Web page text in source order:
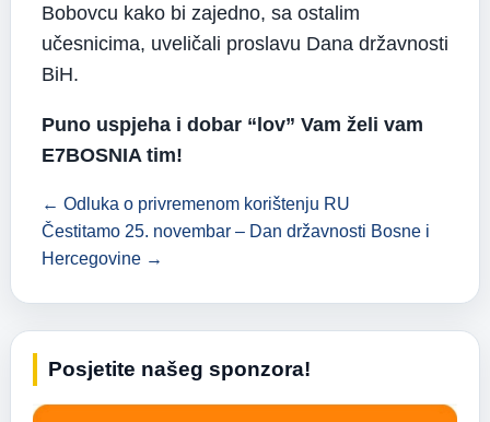
Bobovcu kako bi zajedno, sa ostalim
učesnicima, uveličali proslavu Dana državnosti
BiH.
Puno uspjeha i dobar “lov” Vam želi vam
E7BOSNIA tim!
← Odluka o privremenom korištenju RU
Čestitamo 25. novembar – Dan državnosti Bosne i
Hercegovine →
Posjetite našeg sponzora!